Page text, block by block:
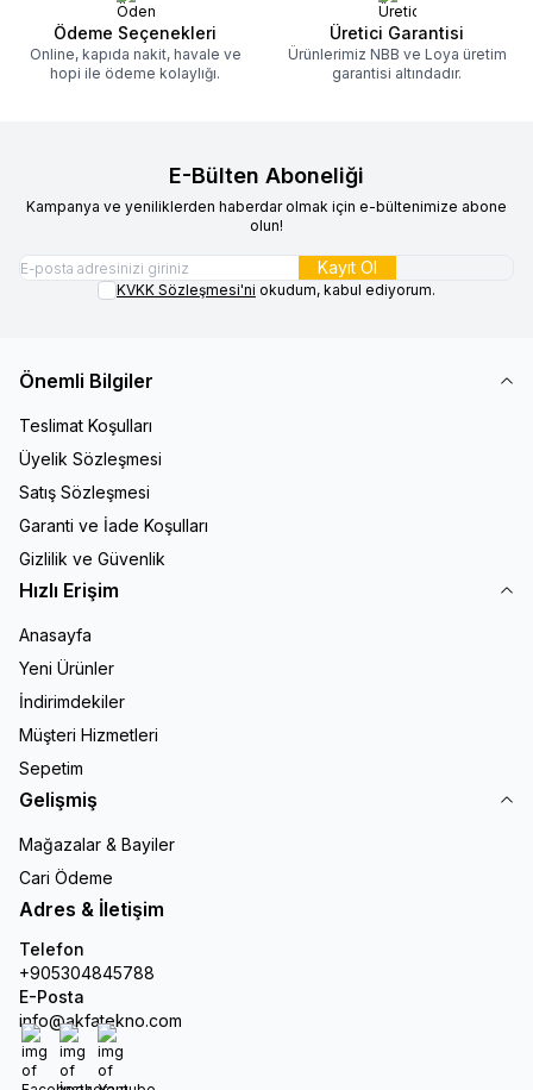
Ödeme Seçenekleri
Online, kapıda nakit, havale ve
hopi ile ödeme kolaylığı.
Üretici Garantisi
Ürünlerimiz NBB ve Loya üretim
garantisi altındadır.
E-Bülten Aboneliği
Kampanya ve yeniliklerden haberdar olmak için e-bültenimize abone
olun!
Kayıt Ol
KVKK Sözleşmesi'ni okudum, kabul ediyorum.
Önemli Bilgiler
Teslimat Koşulları
Üyelik Sözleşmesi
Satış Sözleşmesi
Garanti ve İade Koşulları
Gizlilik ve Güvenlik
Hızlı Erişim
Anasayfa
Yeni Ürünler
İndirimdekiler
Müşteri Hizmetleri
Sepetim
Gelişmiş
Mağazalar & Bayiler
Cari Ödeme
Adres & İletişim
Telefon
+905304845788
E-Posta
info@akfatekno.com
Facebook
İnstagramYoutube